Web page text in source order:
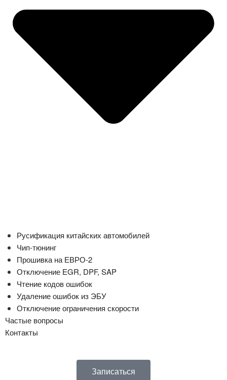
Русификация китайских автомобилей
Чип-тюнинг
Прошивка на ЕВРО-2
Отключение EGR, DPF, SAP
Чтение кодов ошибок
Удаление ошибок из ЭБУ
Отключение ограничения скорости
Частые вопросы
Контакты
Записаться